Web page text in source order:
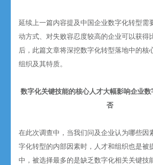
延续上一篇内容提及中国企业数字化转型需
动方式、对失败容忍度较高的企业可以获得
后，此篇文章将深挖数字化转型落地中的核
组织及其特质。
数字化关键技能的核心人才大幅影响企业
否
在此次调查中，当我们问及企业认为哪些因
字化转型的内部因素时，人才和组织也是被
中，被选择最多的是缺乏数字化相关关键技